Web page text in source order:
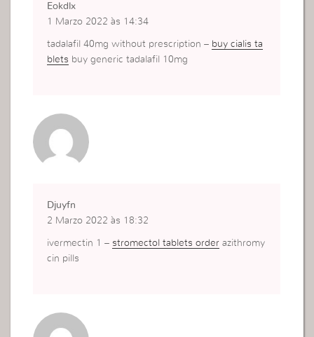
Eokdlx
1 Marzo 2022 às 14:34
tadalafil 40mg without prescription – buy cialis ta
blets buy generic tadalafil 10mg
Djuyfn
2 Marzo 2022 às 18:32
ivermectin 1 – stromectol tablets order azithromy
cin pills